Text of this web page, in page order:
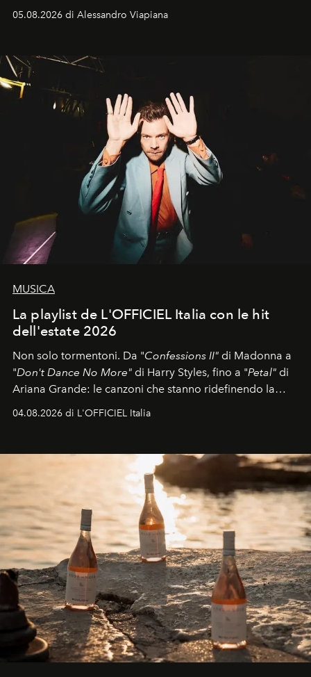
05.08.2026 di Alessandro Viapiana
MUSICA
La playlist de L'OFFICIEL Italia con le hit
dell'estate 2026
Non solo tormentoni. Da "Confessions II" di Madonna a
"Don't Dance No More" di Harry Styles, fino a "Petal" di
Ariana Grande: le canzoni che stanno ridefinendo la
colonna sonora della stagione.
04.08.2026 di L'OFFICIEL Italia